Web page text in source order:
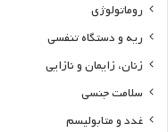
روماتولوژی
ریه و دستگاه تنفسی
زنان، زایمان و نازایی
سلامت جنسی
غدد و متابولیسم